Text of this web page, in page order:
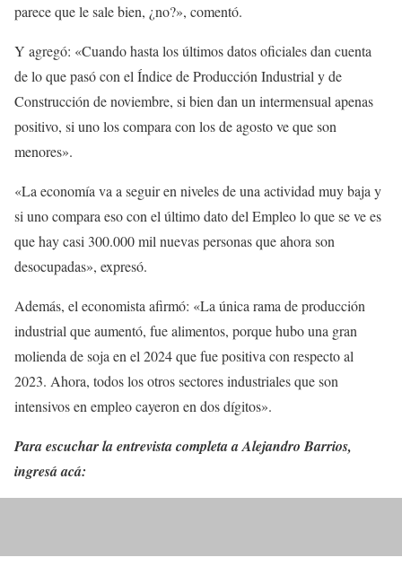
parece que le sale bien, ¿no?», comentó.
Y agregó: «Cuando hasta los últimos datos oficiales dan cuenta
de lo que pasó con el Índice de Producción Industrial y de
Construcción de noviembre, si bien dan un intermensual apenas
positivo, si uno los compara con los de agosto ve que son
menores».
«La economía va a seguir en niveles de una actividad muy baja y
si uno compara eso con el último dato del Empleo lo que se ve es
que hay casi 300.000 mil nuevas personas que ahora son
desocupadas», expresó.
Además, el economista afirmó: «La única rama de producción
industrial que aumentó, fue alimentos, porque hubo una gran
molienda de soja en el 2024 que fue positiva con respecto al
2023. Ahora, todos los otros sectores industriales que son
intensivos en empleo cayeron en dos dígitos».
Para escuchar la entrevista completa a Alejandro Barrios,
ingresá acá: